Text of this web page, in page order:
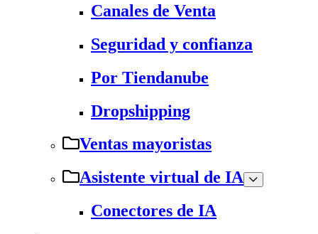
Canales de Venta
Seguridad y confianza
Por Tiendanube
Dropshipping
Ventas mayoristas
Asistente virtual de IA
Conectores de IA